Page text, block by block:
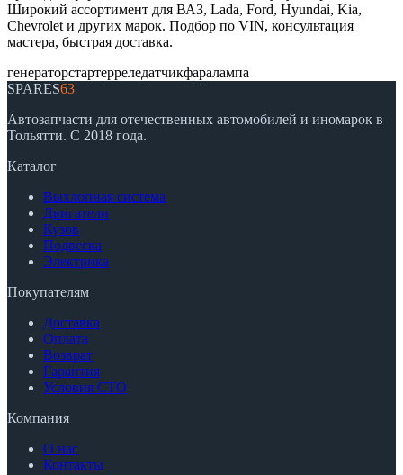
Широкий ассортимент для ВАЗ, Lada, Ford, Hyundai, Kia,
Chevrolet и других марок. Подбор по VIN, консультация
мастера, быстрая доставка.
генераторстартерреледатчикфаралампа
SPARES63
Автозапчасти для отечественных автомобилей и иномарок в
Тольятти. С 2018 года.
Каталог
Выхлопная система
Двигатели
Кузов
Подвеска
Электрика
Покупателям
Доставка
Оплата
Возврат
Гарантия
Условия СТО
Компания
О нас
Контакты